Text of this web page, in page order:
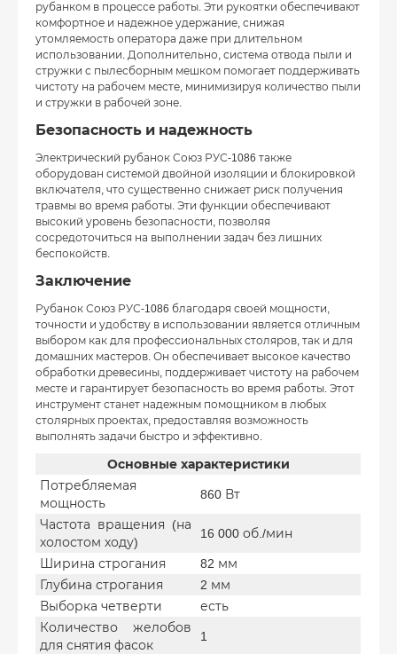
рубанком в процессе работы. Эти рукоятки обеспечивают
комфортное и надежное удержание, снижая
утомляемость оператора даже при длительном
использовании. Дополнительно, система отвода пыли и
стружки с пылесборным мешком помогает поддерживать
чистоту на рабочем месте, минимизируя количество пыли
и стружки в рабочей зоне.
Безопасность и надежность
Электрический рубанок Союз РУС-1086 также
оборудован системой двойной изоляции и блокировкой
включателя, что существенно снижает риск получения
травмы во время работы. Эти функции обеспечивают
высокий уровень безопасности, позволяя
сосредоточиться на выполнении задач без лишних
беспокойств.
Заключение
Рубанок Союз РУС-1086 благодаря своей мощности,
точности и удобству в использовании является отличным
выбором как для профессиональных столяров, так и для
домашних мастеров. Он обеспечивает высокое качество
обработки древесины, поддерживает чистоту на рабочем
месте и гарантирует безопасность во время работы. Этот
инструмент станет надежным помощником в любых
столярных проектах, предоставляя возможность
выполнять задачи быстро и эффективно.
Основные характеристики
Потребляемая
мощность
860 Вт
Частота вращения (на
холостом ходу)
16 000 об./мин
Ширина строгания
82 мм
Глубина строгания
2 мм
Выборка четверти
есть
Количество желобов
для снятия фасок
1